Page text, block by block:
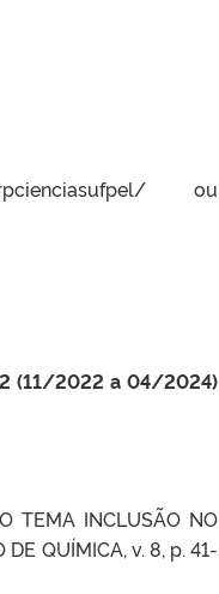
ou
(11/2022 a 04/2024)
TEMA INCLUSÃO NO
DE QUÍMICA, v. 8, p. 41-